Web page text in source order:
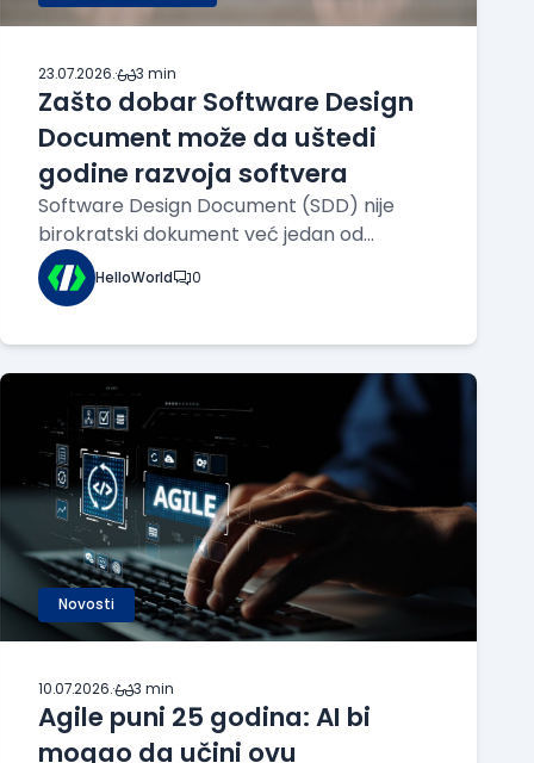
23.07.2026.· 3 min
Zašto dobar Software Design
Document može da uštedi
godine razvoja softvera
Software Design Document (SDD) nije
birokratski dokument već jedan od
najvažnijih alata za donošenje tehničkih
odluka. Ispravno napisan dizajn dokument
izbore, uštedi godine razvoja i olakša
saradnju između timova pre
HelloWorld 0
Novosti
10.07.2026.· 3 min
Agile puni 25 godina: AI bi
mogao da učini ovu